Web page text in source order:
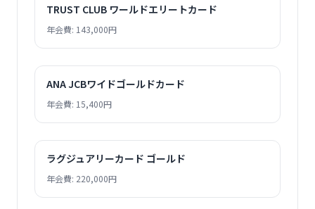
TRUST CLUB ワールドエリートカード
年会費: 143,000円
ANA JCBワイドゴールドカード
年会費: 15,400円
ラグジュアリーカード ゴールド
年会費: 220,000円